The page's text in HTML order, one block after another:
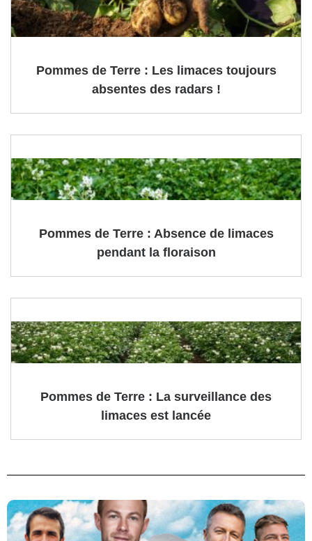
Pommes de Terre : Les limaces toujours
absentes des radars !
Pommes de Terre : Absence de limaces
pendant la floraison
Pommes de Terre : La surveillance des
limaces est lancée